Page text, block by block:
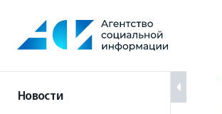
содержанию
Новости